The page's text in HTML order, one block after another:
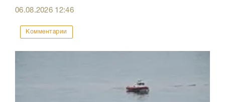
06.08.2026 12:46
Комментарии